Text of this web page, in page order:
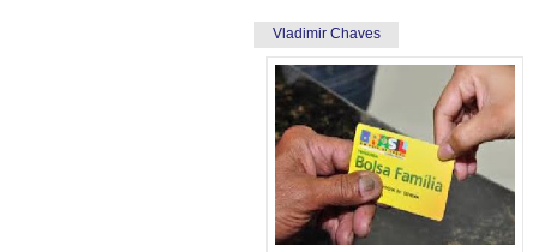
Vladimir Chaves